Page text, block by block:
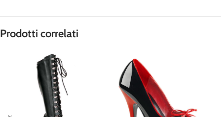
Prodotti correlati